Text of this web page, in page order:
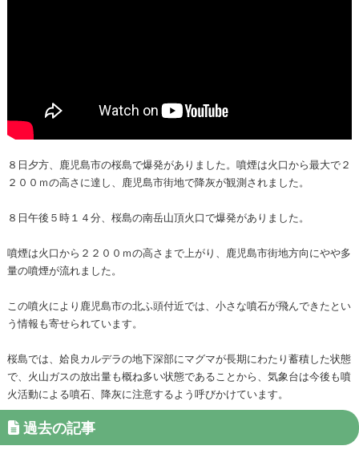
８日夕方、鹿児島市の桜島で爆発がありました。噴煙は火口から最大で２
２００ｍの高さに達し、鹿児島市街地で降灰が観測されました。
８日午後５時１４分、桜島の南岳山頂火口で爆発がありました。
噴煙は火口から２２００ｍの高さまで上がり、鹿児島市街地方向にやや多
量の噴煙が流れました。
この噴火により鹿児島市の北ふ頭付近では、小さな噴石が飛んできたとい
う情報も寄せられています。
桜島では、姶良カルデラの地下深部にマグマが長期にわたり蓄積した状態
で、火山ガスの放出量も概ね多い状態であることから、気象台は今後も噴
火活動による噴石、降灰に注意するよう呼びかけています。
過去の記事